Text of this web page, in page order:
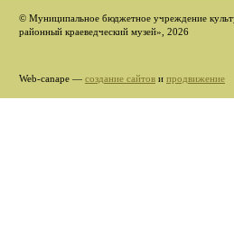
© Муниципальное бюджетное учреждение
районный краеведческий музей», 2026
Web-canape — создание сайтов и продвижение